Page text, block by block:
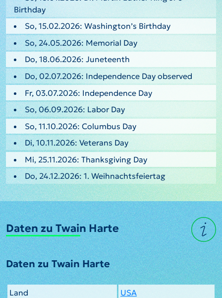
Birthday
So, 15.02.2026: Washington’s Birthday
So, 24.05.2026: Memorial Day
Do, 18.06.2026: Juneteenth
Do, 02.07.2026: Independence Day observed
Fr, 03.07.2026: Independence Day
So, 06.09.2026: Labor Day
So, 11.10.2026: Columbus Day
Di, 10.11.2026: Veterans Day
Mi, 25.11.2026: Thanksgiving Day
Do, 24.12.2026: 1. Weihnachtsfeiertag
Daten zu Twain Harte
Daten zu Twain Harte
Land
USA